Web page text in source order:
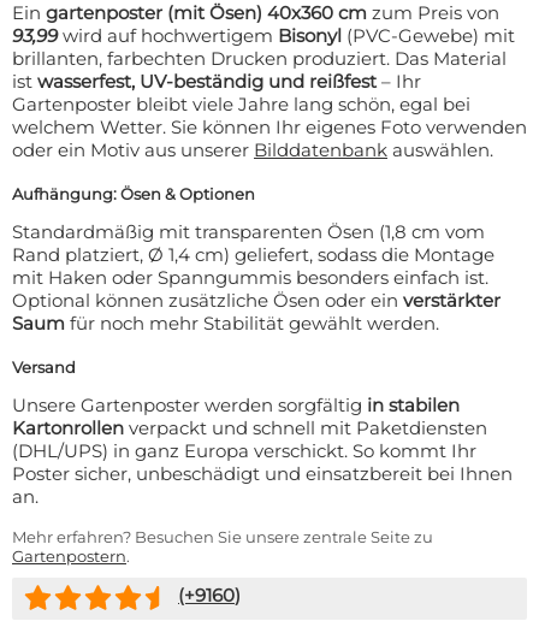
Ein gartenposter (mit Ösen) 40x360 cm zum Preis von
93,99wird auf hochwertigem Bisonyl (PVC-Gewebe) mit
brillanten, farbechten Drucken produziert. Das Material
ist wasserfest, UV-beständig und reißfest– Ihr
Gartenposter bleibt viele Jahre lang schön, egal bei
welchem Wetter. Sie können Ihr eigenes Foto verwenden
oder ein Motiv aus unserer Bilddatenbank auswählen.
Aufhängung: Ösen & Optionen
Standardmäßig mit transparenten Ösen (1,8 cm vom
Rand platziert, Ø 1,4 cm) geliefert, sodass die Montage
mit Haken oder Spanngummis besonders einfach ist.
Optional können zusätzliche Ösen oder ein verstärkter
Saum für noch mehr Stabilität gewählt werden.
Versand
Unsere Gartenposter werden sorgfältig in stabilen
Kartonrollen verpackt und schnell mit Paketdiensten
(DHL/UPS) in ganz Europa verschickt. So kommt Ihr
Poster sicher, unbeschädigt und einsatzbereit bei Ihnen
an.
Mehr erfahren? Besuchen Sie unsere zentrale Seite zu
Gartenpostern.
(+9160)